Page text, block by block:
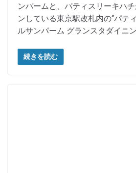
ンパームと、パティスリーキハ
ンしている東京駅改札内の“パテ
ルサンパーム グランスタダイニ
続きを読む